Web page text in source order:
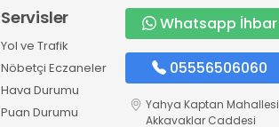
Servisler
Yol ve Trafik
Nöbetçi Eczaneler
Hava Durumu
Puan Durumu
Whatsapp İhbar
05556506060
Yahya Kaptan Mahallesi
Akkavaklar Caddesi